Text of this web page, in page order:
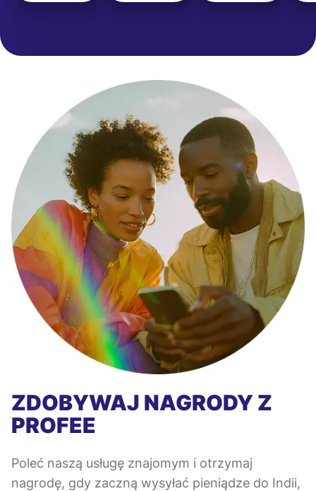
ZDOBYWAJ NAGRODY Z
PROFEE
Poleć naszą usługę znajomym i otrzymaj
nagrodę, gdy zaczną wysyłać pieniądze do Indii,